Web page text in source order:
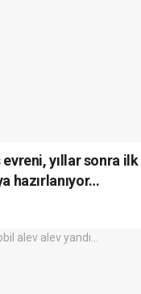
yıllar sonra
hazırlanıyor…